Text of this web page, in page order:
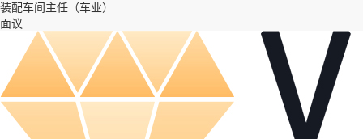
装配车间主任（车业）
面议